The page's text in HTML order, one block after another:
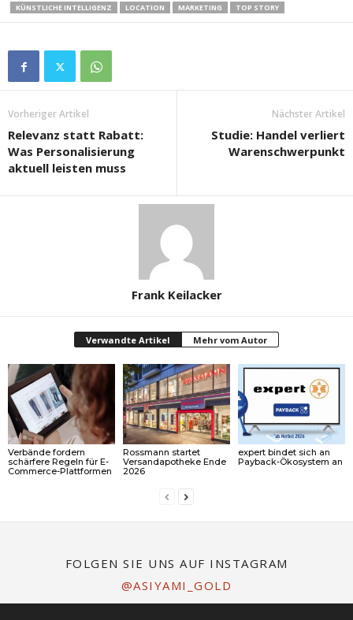
KÜNSTLICHE INTELLIGENZ
LOCATION MARKETING TOP STORY
Vorheriger Artikel
Relevanz statt Rabatt:
Was Personalisierung
aktuell leisten muss
Nächster Artikel
Studie: Handel verliert
Warenschwerpunkt
Frank Keilacker
Verwandte Artikel Mehr vom Autor
Verbände fordern
schärfere Regeln für E-
Commerce-Plattformen
Rossmann startet
Versandapotheke Ende
2026
expert bindet sich an
Payback-Ökosystem an
FOLGEN SIE UNS AUF INSTAGRAM
@ASIYAMI_GOLD